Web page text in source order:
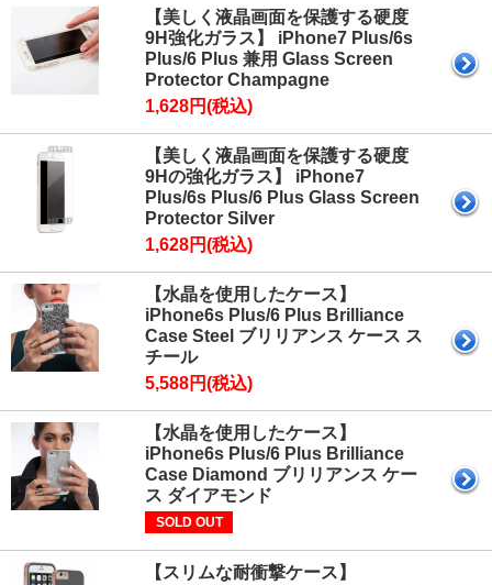
【美しく液晶画面を保護する硬度
9H強化ガラス】 iPhone7 Plus/6s
Plus/6 Plus 兼用 Glass Screen
Protector Champagne
1,628円(税込)
【美しく液晶画面を保護する硬度
9Hの強化ガラス】 iPhone7
Plus/6s Plus/6 Plus Glass Screen
Protector Silver
1,628円(税込)
【水晶を使用したケース】
iPhone6s Plus/6 Plus Brilliance
Case Steel ブリリアンス ケース ス
チール
5,588円(税込)
【水晶を使用したケース】
iPhone6s Plus/6 Plus Brilliance
Case Diamond ブリリアンス ケー
ス ダイアモンド
SOLD OUT
【スリムな耐衝撃ケース】